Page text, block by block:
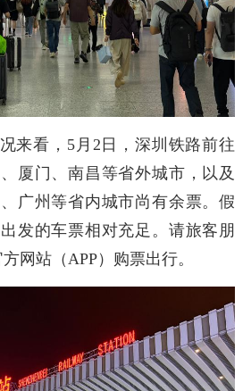
来看，5月2日，深圳铁路前往
厦门、南昌等省外城市，以及
广州等省内城市尚有余票。假
发的车票相对充足。请旅客朋
网站（APP）购票出行。